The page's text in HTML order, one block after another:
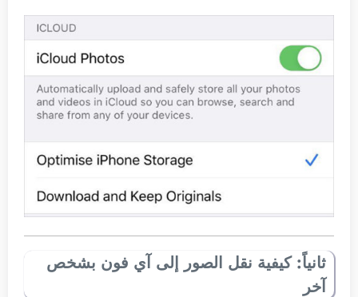
ثانياً: كيفية نقل الصور إلى آي فون بشخص
آخر